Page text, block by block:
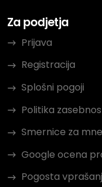
Za podjetja
Prijava
Registracija
Splošni pogoji
Politika
Smernice za
Google ocena
Pogosta